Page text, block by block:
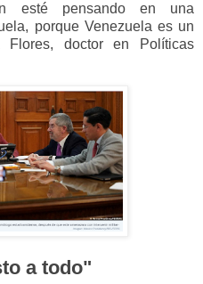
esté pensando en una
porque Venezuela es un
Flores, doctor en Políticas
a todo"